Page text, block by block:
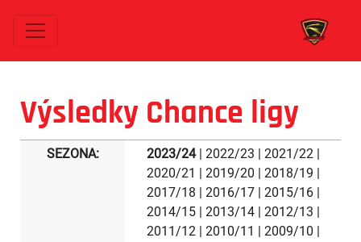
Výsledky Chance ligy
SEZONA: 2023/24| 2022/23 | 2021/22|
2020/21 | 2019/20 | 2018/19 |
2017/18 | 2016/17| 2015/16|
2014/15| 2013/14| 2012/13 |
2011/12| 2010/11 | 2009/10 |